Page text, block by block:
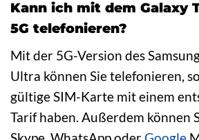
Kann ich mit dem Galaxy
5G telefonieren?
Mit der 5G-Version des
Ultra können Sie telefonieren,
gültige SIM-Karte mit einem
Tarif haben. Außerdem können